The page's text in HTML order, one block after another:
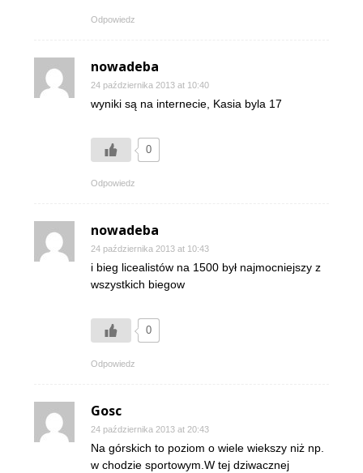
Odpowiedz
nowadeba
24 października 2013 at 10:40
wyniki są na internecie, Kasia byla 17
0
Odpowiedz
nowadeba
24 października 2013 at 10:43
i bieg licealistów na 1500 był najmocniejszy z
wszystkich biegow
0
Odpowiedz
Gosc
24 października 2013 at 20:43
Na górskich to poziom o wiele wiekszy niż np.
w chodzie sportowym.W tej dziwacznej